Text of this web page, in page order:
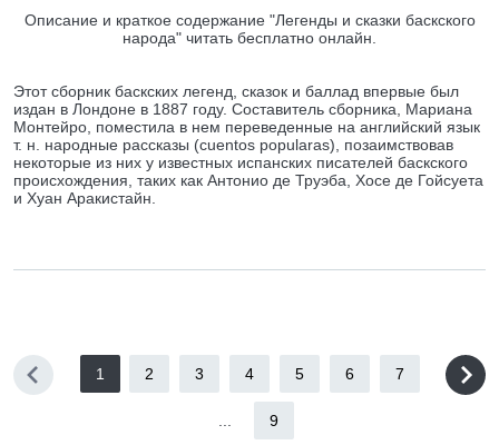
Описание и краткое содержание "Легенды и сказки баскского
народа" читать бесплатно онлайн.
Этот сборник баскских легенд, сказок и баллад впервые был
издан в Лондоне в 1887 году. Составитель сборника, Мариана
Монтейро, поместила в нем переведенные на английский язык
т. н. народные рассказы (cuentos popularas), позаимствовав
некоторые из них у известных испанских писателей баскского
происхождения, таких как Антонио де Труэба, Хосе де Гойсуета
и Хуан Аракистайн.
1 2 3 4 5 6 7
9